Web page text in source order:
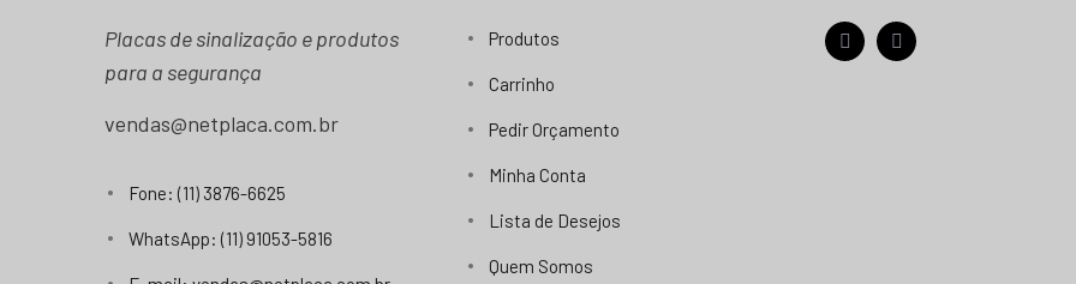
Placas de sinalização e produtos
para a segurança
vendas@netplaca.com.br
Fone: (11) 3876-6625
WhatsApp: (11) 91053-5816
Produtos
Carrinho
Pedir Orçamento
Minha Conta
Lista de Desejos
Quem Somos